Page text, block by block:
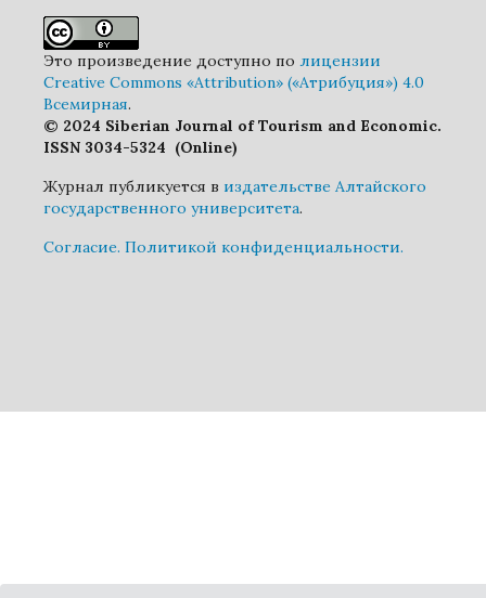
Это произведение доступно по лицензии
Creative Commons «Attribution» («Атрибуция») 4.0
Всемирная.
© 2024 Siberian Journal of Tourism and Economic.
ISSN 3034-5324 (Online)
Журнал публикуется в издательстве Алтайского
государственного университета.
Cогласие. Политикой конфиденциальности.